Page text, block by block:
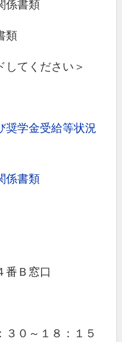
係書類
類
てください＞
奨学金受給等状況
係書類
Ｂ窓口
０～１８：１５